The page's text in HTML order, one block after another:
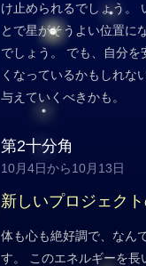
け止められるでしょう。
とで星がそうよい位置に
でしょう。 でも、自分
くなっているかもしれな
与えていくべきかも。
第2十分角
10月4日から10月13日
新しいプロジェク
体も心も絶好調で、なん
す。 このエネルギーを長